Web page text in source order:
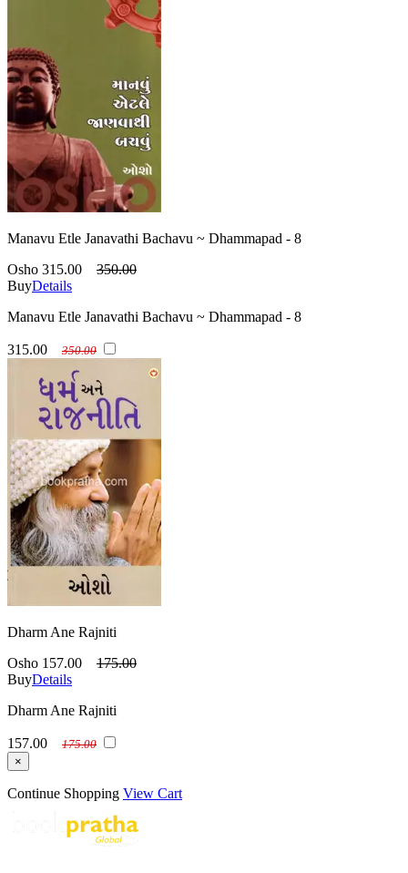
Manavu Etle Janavathi Bachavu ~ Dhammapad - 8
Osho 315.00
350.00
BuyDetails
Manavu Etle Janavathi Bachavu ~ Dhammapad - 8
315.00 350.00
Dharm Ane Rajniti
Osho 157.00
175.00
BuyDetails
Dharm Ane Rajniti
157.00
175.00
×
Continue Shopping View Cart